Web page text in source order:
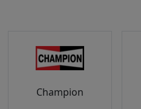
Champion